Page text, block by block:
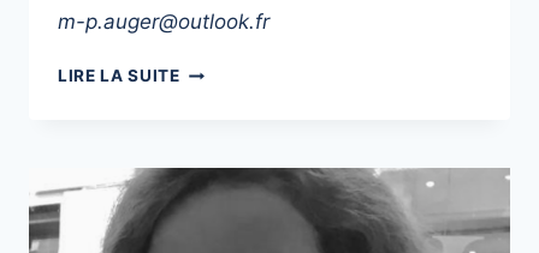
DE
m-p.auger@outlook.fr
LIRE LA SUITEAUGER